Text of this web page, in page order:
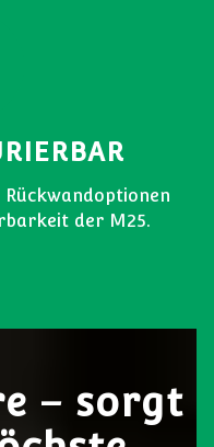
der M25.
– sorgt